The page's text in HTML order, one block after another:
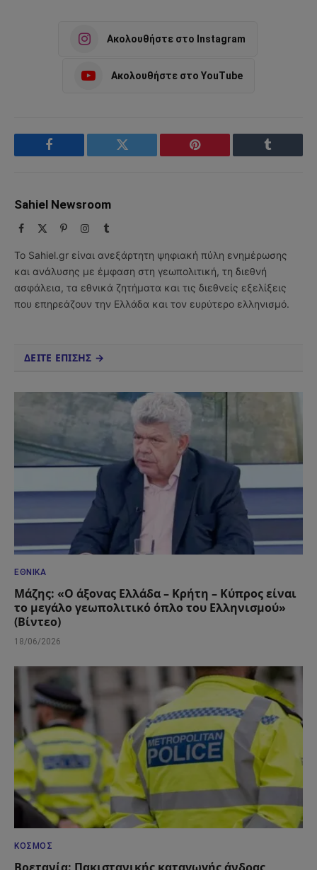
Ακολουθήστε στο Instagram
Ακολουθήστε στο YouTube
Facebook Twitter Pinterest Tumblr
Sahiel Newsroom
Facebook PinterestInstagram
Tumblr
Το Sahiel.gr είναι ανεξάρτητη ψηφιακή πύλη ενημέρωσης
και ανάλυσης με έμφαση στη γεωπολιτική, τη διεθνή
ασφάλεια, τα εθνικά ζητήματα και τις διεθνείς εξελίξεις
που επηρεάζουν την Ελλάδα και τον ευρύτερο ελληνισμό.
ΔΕΙΤΕ ΕΠΙΣΗΣ →
ΕΘΝΙΚΆ
Μάζης: «Ο άξονας Ελλάδα – Κρήτη – Κύπρος είναι
το μεγάλο γεωπολιτικό όπλο του Ελληνισμού»
(Βίντεο)
18/06/2026
ΚΌΣΜΟΣ